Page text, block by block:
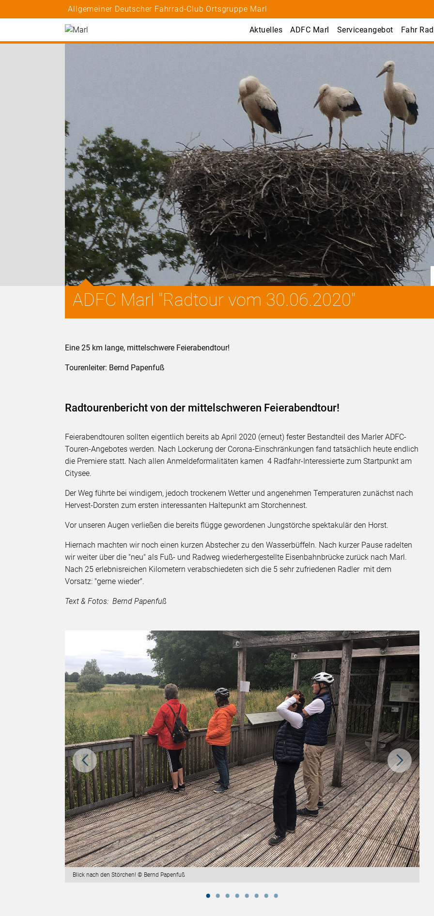
Allgemeiner Deutscher Fahrrad-Club Ortsgruppe Marl
Aktuelles ADFC Marl Serviceangebot Fahr Rad
ADFC Marl "Radtour vom 30.06.2020"
Eine 25 km lange, mittelschwere Feierabendtour!
Tourenleiter: Bernd Papenfuß
Radtourenbericht von der mittelschweren Feierabendtour!
Feierabendtouren sollten eigentlich bereits ab April 2020 (erneut) fester Bestandteil des Marler ADFC-
Touren-Angebotes werden. Nach Lockerung der Corona-Einschränkungen fand tatsächlich heute endlich
die Premiere statt. Nach allen Anmeldeformalitäten kamen 4 Radfahr-Interessierte zum Startpunkt am
Citysee.
Der Weg führte bei windigem, jedoch trockenem Wetter und angenehmen Temperaturen zunächst nach
Hervest-Dorsten zum ersten interessanten Haltepunkt am Storchennest.
Vor unseren Augen verließen die bereits flügge gewordenen Jungstörche spektakulär den Horst.
Hiernach machten wir noch einen kurzen Abstecher zu den Wasserbüffeln. Nach kurzer Pause radelten
wir weiter über die "neu" als Fuß- und Radweg wiederhergestellte Eisenbahnbrücke zurück nach Marl.
Nach 25 erlebnisreichen Kilometern verabschiedeten sich die 5 sehr zufriedenen Radler mit dem
Vorsatz: "gerne wieder".
Text & Fotos: Bernd Papenfuß
Blick nach den Störchen! © Bernd Papenfuß